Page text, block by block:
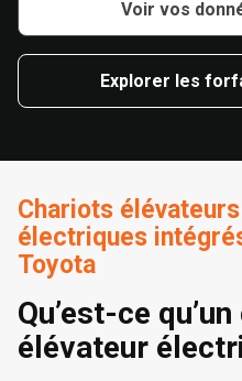
Voir vos
Explorer les
Chariots élévateurs
électriques
Toyota
Qu’est-ce
élévateur